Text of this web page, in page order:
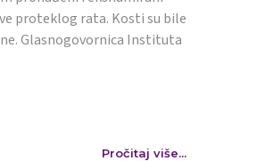
proteklog rata. Kosti su bile
Glasnogovornica Instituta
Pročitaj više...